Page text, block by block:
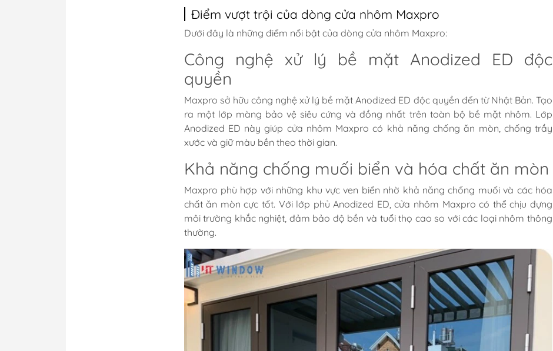
Điểm vượt trội của dòng cửa nhôm Maxpro
Dưới đây là những điểm nổi bật của dòng cửa nhôm Maxpro:
Công nghệ xử lý bề mặt Anodized ED độc
quyền
Maxpro sở hữu công nghệ xử lý bề mặt Anodized ED độc quyền đến từ Nhật Bản. Tạo
ra một lớp màng bảo vệ siêu cứng và đồng nhất trên toàn bộ bề mặt nhôm. Lớp
Anodized ED này giúp cửa nhôm Maxpro có khả năng chống ăn mòn, chống trầy
xước và giữ màu bền theo thời gian.
Khả năng chống muối biển và hóa chất ăn mòn
Maxpro phù hợp với những khu vực ven biển nhờ khả năng chống muối và các hóa
chất ăn mòn cực tốt. Với lớp phủ Anodized ED, cửa nhôm Maxpro có thể chịu đựng
môi trường khắc nghiệt, đảm bảo độ bền và tuổi thọ cao so với các loại nhôm thông
thường.